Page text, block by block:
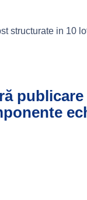
structurate in 10